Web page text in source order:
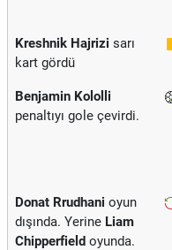
Kreshnik Hajrizi sarı
kart gördü
Benjamin Kololli
penaltıyı gole çevirdi.
Donat Rrudhani oyun
dışında. Yerine Liam
Chipperfield oyunda.